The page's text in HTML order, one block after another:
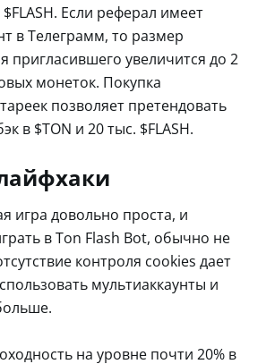
Если реферал имеет
в Телеграмм, то размер
пригласившего увеличится до 2
монеток. Покупка
позволяет претендовать
в $TON и 20 тыс. $FLASH.
игра довольно проста, и
в Ton Flash Bot, обычно не
контроля cookies дает
мультиаккаунты и
на уровне почти 20% в